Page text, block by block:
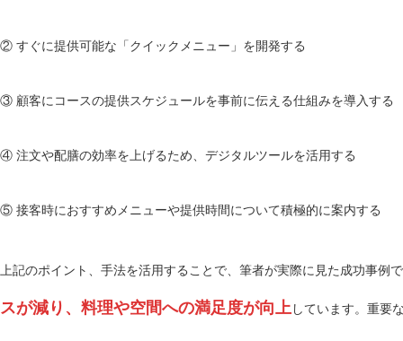
② すぐに提供可能な「クイックメニュー」を開発する
③ 顧客にコースの提供スケジュールを事前に伝える仕組みを導入する
④ 注文や配膳の効率を上げるため、デジタルツールを活用する
⑤ 接客時におすすめメニューや提供時間について積極的に案内する
上記のポイント、手法を活用することで、筆者が実際に見た成功事例
スが減り、料理や空間への満足度が向上しています。重要